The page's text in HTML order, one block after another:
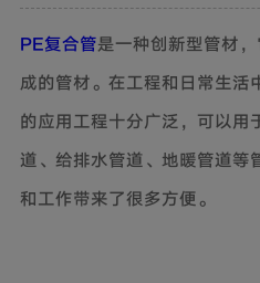
PE复合管是一种创新型管材
成的管材。在工程和日常生活
的应用工程十分广泛，可以用
道、给排水管道、地暖管道等
和工作带来了很多方便。